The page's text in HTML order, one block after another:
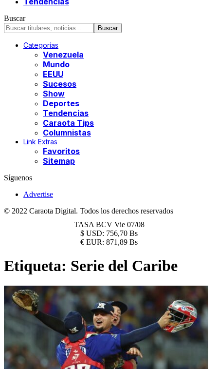
Buscar
Categorías
Venezuela
Mundo
EEUU
Sucesos
Show
Deportes
Tendencias
Caraota Tips
Columnistas
Link Extras
Favoritos
Sitemap
Síguenos
Advertise
© 2022 Caraota Digital. Todos los derechos reservados
TASA BCV Vie 07/08
$ USD: 756,70 Bs
€ EUR: 871,89 Bs
Etiqueta: Serie del Caribe